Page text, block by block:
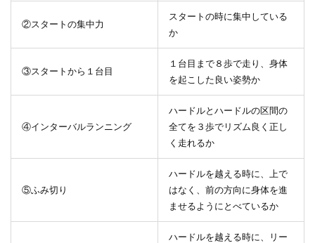
②スタートの集中力
スタートの時に集中している
か
③スタートから１台目
１台目まで８歩で走り、身体
を起こした良い姿勢か
④インターバルランニング
ハードルとハードルの区間の
全てを３歩でリズム良く正し
く走れるか
⑤ふみ切り
ハードルを越える時に、上で
はなく、前の方向に身体を進
ませるようにとべているか
ハードルを越える時に、リー